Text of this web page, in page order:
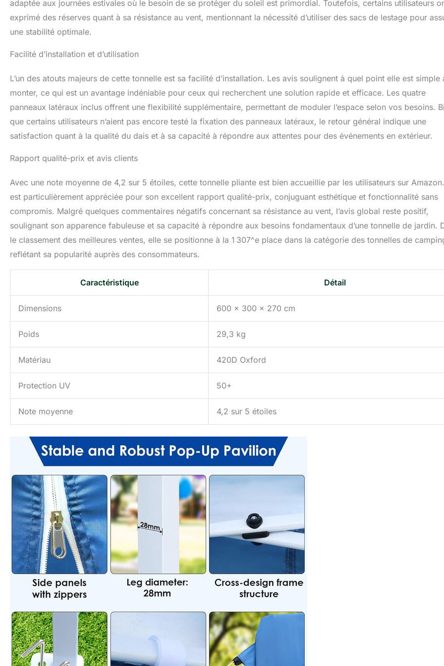
réunions de famille, les événements sportifs, les barbecues en camping et la
détente sur la plage.
adaptée aux journées estivales où le besoin de se protéger du soleil est primordial. Toutefois, certains utilisateurs
exprimé des réserves quant à sa résistance au vent, mentionnant la nécessité d’utiliser des sacs de lestage pour
une stabilité optimale.
Facilité d’installation et d’utilisation
L’un des atouts majeurs de cette tonnelle est sa facilité d’installation. Les avis soulignent à quel point elle est simple
monter, ce qui est un avantage indéniable pour ceux qui recherchent une solution rapide et efficace. Les quatre
panneaux latéraux inclus offrent une flexibilité supplémentaire, permettant de moduler l’espace selon vos besoins.
que certains utilisateurs n’aient pas encore testé la fixation des panneaux latéraux, le retour général indique une
satisfaction quant à la qualité du dais et à sa capacité à répondre aux attentes pour des événements en extérieur.
Rapport qualité-prix et avis clients
Avec une note moyenne de 4,2 sur 5 étoiles, cette tonnelle pliante est bien accueillie par les utilisateurs sur
est particulièrement appréciée pour son excellent rapport qualité-prix, conjuguant esthétique et fonctionnalité sans
compromis. Malgré quelques commentaires négatifs concernant sa résistance au vent, l’avis global reste positif,
soulignant son apparence fabuleuse et sa capacité à répondre aux besoins fondamentaux d’une tonnelle de jardin.
le classement des meilleures ventes, elle se positionne à la 1 307^e place dans la catégorie des tonnelles de
reflétant sa popularité auprès des consommateurs.
Caractéristique Détail
Dimensions 600 x 300 x 270 cm
Poids 29,3 kg
Matériau 420D Oxford
Protection UV 50+
Note moyenne 4,2 sur 5 étoiles